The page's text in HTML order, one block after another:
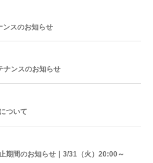
ンスのお知らせ
ナンスのお知らせ
ついて
期間のお知らせ｜3/31（火）20:00～